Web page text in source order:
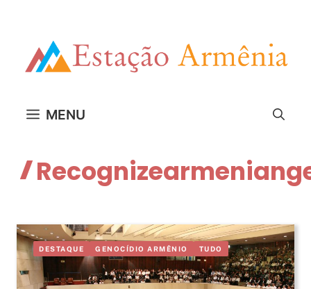
MENU
DESTAQUE GENOCÍDIO ARMÊNIO TUDO